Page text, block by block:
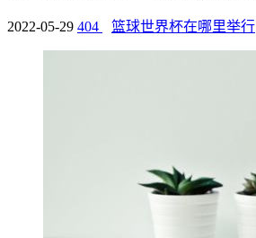
2022-05-29 404 篮球世界杯在哪里举行